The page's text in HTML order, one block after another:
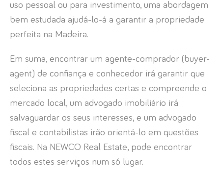
uso pessoal ou para investimento, uma abordagem
bem estudada ajudá-lo-á a garantir a propriedade
perfeita na Madeira.
Em suma, encontrar um agente-comprador (buyer-
agent) de confiança e conhecedor irá garantir que
seleciona as propriedades certas e compreende o
mercado local, um advogado imobiliário irá
salvaguardar os seus interesses, e um advogado
fiscal e contabilistas irão orientá-lo em questões
fiscais. Na NEWCO Real Estate, pode encontrar
todos estes serviços num só lugar.